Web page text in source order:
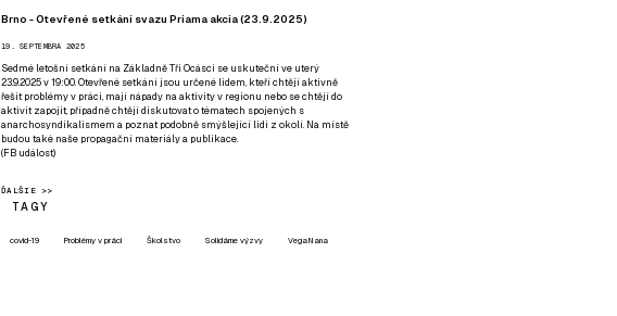
Brno - Otevřené setkání svazu Priama akcia (23.9.2025)
19. SEPTEMBRA 2025
Sedmé letošní setkání na Základně Tři Ocásci se uskuteční ve uterý
23.9.2025 v 19:00. Otevřené setkání jsou určené lidem, kteří chtějí aktivně
řešit problémy v práci, mají nápady na aktivity v regionu nebo se chtějí do
aktivit zapojit, případně chtějí diskutovat o tématech spojených s
anarchosyndikalismem a poznat podobně smýšlející lidi z okolí. Na místě
budou také naše propagační materiály a publikace.
(FB událost)
ĎALŠIE >>
TAGY
covid-19 Problémy v práci Školstvo Solidárne výzvy VegaNana